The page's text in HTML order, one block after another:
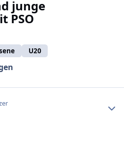
junge
PSO
U20